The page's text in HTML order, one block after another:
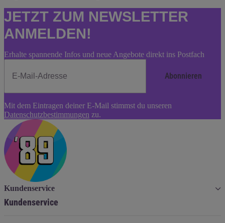
JETZT ZUM NEWSLETTER
ANMELDEN!
Erhalte spannende Infos und neue Angebote direkt ins Postfach
Abonnieren
Abonnieren
Mit dem Eintragen deiner E-Mail stimmst du unseren
Datenschutzbestimmungen zu.
Kundenservice
Kundenservice